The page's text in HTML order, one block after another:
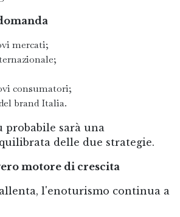
mercati;
consumatori;
brand Italia.
probabile sarà una
delle due strategie.
motore di crescita
l'enoturismo continua a